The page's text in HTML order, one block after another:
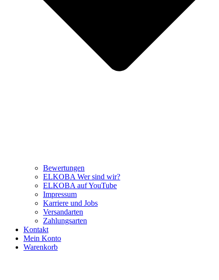
Bewertungen
ELKOBA Wer sind wir?
ELKOBA auf YouTube
Impressum
Karriere und Jobs
Versandarten
Zahlungsarten
Kontakt
Mein Konto
Warenkorb